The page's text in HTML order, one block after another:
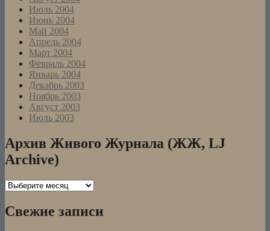
Июль 2004
Июнь 2004
Май 2004
Апрель 2004
Март 2004
Февраль 2004
Январь 2004
Декабрь 2003
Ноябрь 2003
Август 2003
Июль 2003
Архив Живого Журнала (ЖЖ, LJ
Archive)
Архив
Журнала
(ЖЖ,
Свежие записи